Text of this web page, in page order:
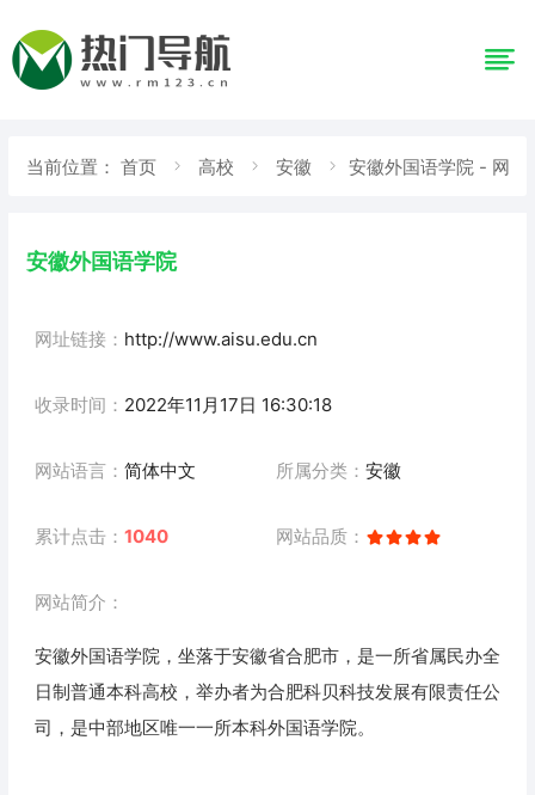
当前位置： 首页 高校 安徽 安徽外国语学院 - 网
安徽外国语学院
网址链接： http://www.aisu.edu.cn
收录时间： 2022年11月17日 16:30:18
网站语言： 简体中文 所属分类： 安徽
累计点击： 1040 网站品质：
网站简介：
安徽外国语学院，坐落于安徽省合肥市，是一所省属民办全
日制普通本科高校，举办者为合肥科贝科技发展有限责任公
司，是中部地区唯一一所本科外国语学院。